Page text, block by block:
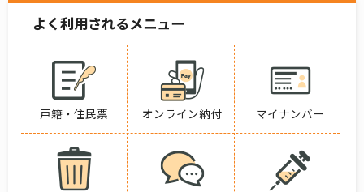
よく利用されるメニュー
戸籍・住民票 オンライン納付 マイナンバー